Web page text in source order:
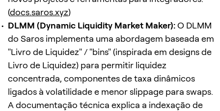
(docs.saros.xyz)
DLMM (Dynamic Liquidity Market Maker):O DLMM
do Saros implementa uma abordagem baseada em
"Livro de Liquidez" / "bins" (inspirada em designs de
Livro de Liquidez) para permitir liquidez
concentrada, componentes de taxa dinâmicos
ligados à volatilidade e menor slippage para swaps.
A documentação técnica explica a indexação de